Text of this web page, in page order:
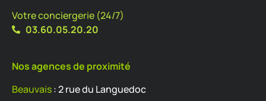
Votre conciergerie (24/7)
03.60.05.20.20
Nos agences de proximité
Beauvais: 2 rue du Languedoc